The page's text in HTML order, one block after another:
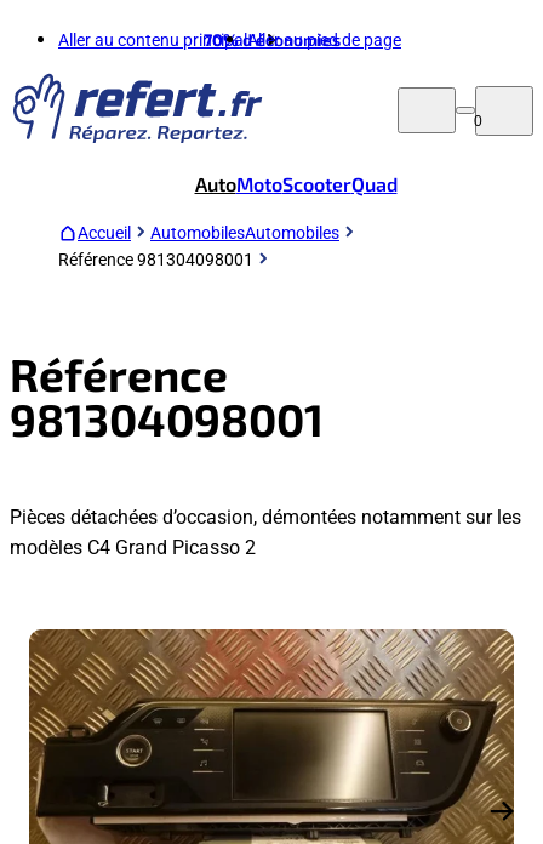
Aller au contenu principalAller au pied de page
70%d'économies
0
AutoMotoScooterQuad
Accueil AutomobilesAutomobiles
Référence 981304098001
Référence
981304098001
Pièces détachées d’occasion, démontées notamment sur les
modèles C4 Grand Picasso 2